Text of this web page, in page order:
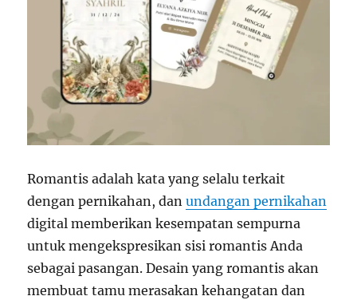
Romantis adalah kata yang selalu terkait
dengan pernikahan, danundangan pernikahan
digital memberikan kesempatan sempurna
untuk mengekspresikan sisi romantis Anda
sebagai pasangan. Desain yang romantis akan
membuat tamu merasakan kehangatan dan